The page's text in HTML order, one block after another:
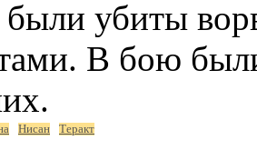
убиты
В бою
Нисан Теракт